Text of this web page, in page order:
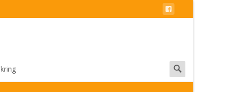
Search
for: